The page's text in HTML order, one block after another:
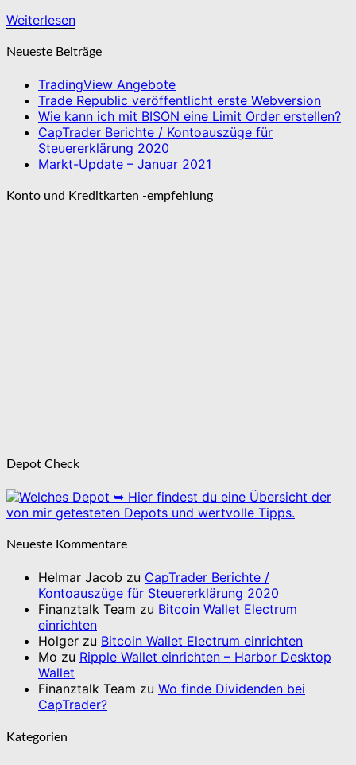
WeiterlesenWeiterlesen
Neueste Beiträge
TradingView Angebote
Trade Republic veröffentlicht erste Webversion
Wie kann ich mit BISON eine Limit Order erstellen?
CapTrader Berichte / Kontoauszüge für
Steuererklärung 2020
Markt-Update – Januar 2021
Konto und Kreditkarten -empfehlung
Depot Check
➥ Hier findest du eine Übersicht der
von mir getesteten Depots und wertvolle Tipps.
Neueste Kommentare
Helmar Jacob zu CapTrader Berichte /
Kontoauszüge für Steuererklärung 2020
Finanztalk Team zu Bitcoin Wallet Electrum
einrichten
Holger zu Bitcoin Wallet Electrum einrichten
Mo zu Ripple Wallet einrichten – Harbor Desktop
Wallet
Finanztalk Team zu Wo finde Dividenden bei
CapTrader?
Kategorien